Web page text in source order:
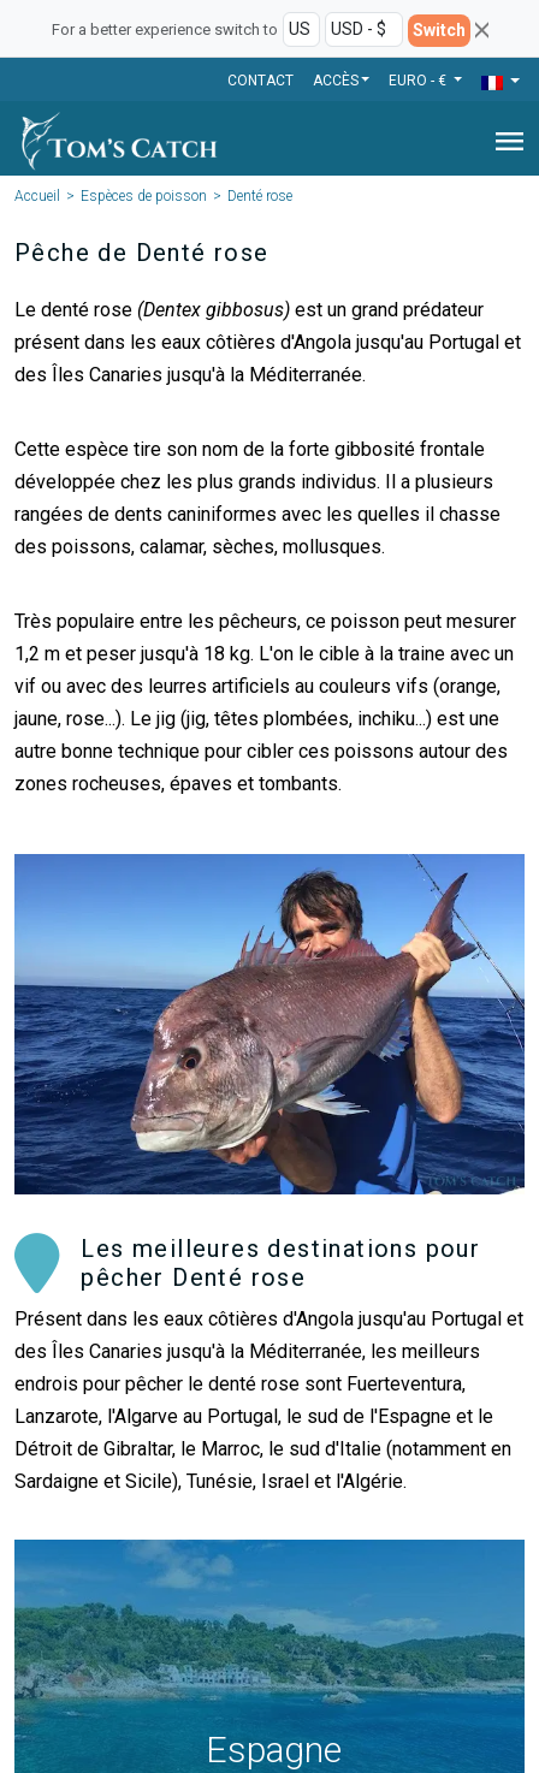
For a better experience switch to Switch
CONTACT ACCÈS EURO - €
menu
Accueil Espèces de poisson Denté rose
Pêche de Denté rose
Le denté rose (Dentex gibbosus) est un grand prédateur
présent dans les eaux côtières d'Angola jusqu'au Portugal et
des Îles Canaries jusqu'à la Méditerranée.
Cette espèce tire son nom de la forte gibbosité frontale
développée chez les plus grands individus. Il a plusieurs
rangées de dents caniniformes avec les quelles il chasse
des poissons, calamar, sèches, mollusques.
Très populaire entre les pêcheurs, ce poisson peut mesurer
1,2 m et peser jusqu'à 18 kg. L'on le cible à la traine avec un
vif ou avec des leurres artificiels au couleurs vifs (orange,
jaune, rose...). Le jig (jig, têtes plombées, inchiku...) est une
autre bonne technique pour cibler ces poissons autour des
zones rocheuses, épaves et tombants.
Les meilleures destinations pour
pêcher Denté rose
Présent dans les eaux côtières d'Angola jusqu'au Portugal et
des Îles Canaries jusqu'à la Méditerranée, les meilleurs
endrois pour pêcher le denté rose sont Fuerteventura,
Lanzarote, l'Algarve au Portugal, le sud de l'Espagne et le
Détroit de Gibraltar, le Marroc, le sud d'Italie (notamment en
Sardaigne et Sicile), Tunésie, Israel et l'Algérie.
Espagne